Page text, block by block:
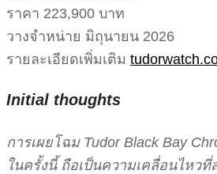
ราคา 223,900 บาท
วางจำหน่าย มิถุนายน 2026
รายละเอียดเพิ่มเติม
Initial thoughts
การเผยโฉม Tudor Black Bay
ในครั้งนี้ ถือเป็นความเคลื่อนไหวที่